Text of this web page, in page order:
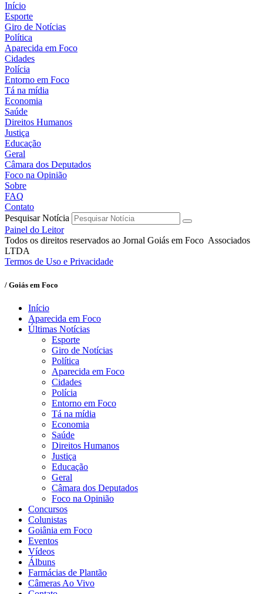
Início
Esporte
Giro de Notícias
Política
Aparecida em Foco
Cidades
Polícia
Entorno em Foco
Tá na mídia
Economia
Saúde
Direitos Humanos
Justiça
Educação
Geral
Câmara dos Deputados
Foco na Opinião
Sobre
FAQ
Contato
Pesquisar Notícia
Painel do Leitor
Todos os direitos reservados ao Jornal Goiás em Foco Associados
LTDA
Termos de Uso e Privacidade
/ Goiás em Foco
Início
Aparecida em Foco
Últimas Notícias
Esporte
Giro de Notícias
Política
Aparecida em Foco
Cidades
Polícia
Entorno em Foco
Tá na mídia
Economia
Saúde
Direitos Humanos
Justiça
Educação
Geral
Câmara dos Deputados
Foco na Opinião
Concursos
Colunistas
Goiânia em Foco
Eventos
Vídeos
Álbuns
Farmácias de Plantão
Câmeras Ao Vivo